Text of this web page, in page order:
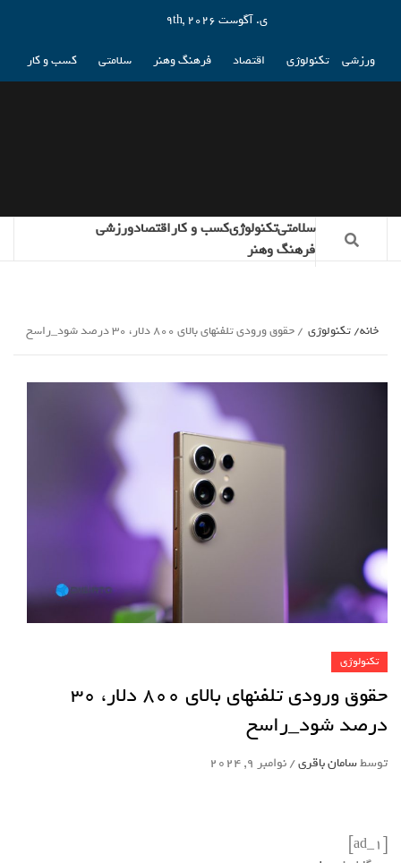
ی. آگوست 9th, 2026
ورزشی تکنولوژی اقتصاد فرهنگ وهنر سلامتی کسب و کار
سلامتیتکنولوژیکسب و کاراقتصادورزشی
فرهنگ وهنر
خانه تکنولوژی حقوق ورودی تلفنهای بالای ۸۰۰ دلار، ۳۰ درصد شود_راسخ
تکنولوژی
حقوق ورودی تلفنهای بالای ۸۰۰ دلار، ۳۰
درصد شود_راسخ
توسطسامان باقری/نوامبر 9, 2024
[ad_1]